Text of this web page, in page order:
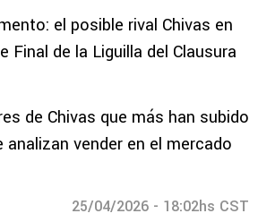
el posible rival Chivas en
Final de la Liguilla del Clausura
de Chivas que más han subido
analizan vender en el mercado
25/04/2026 - 18:02hs CST